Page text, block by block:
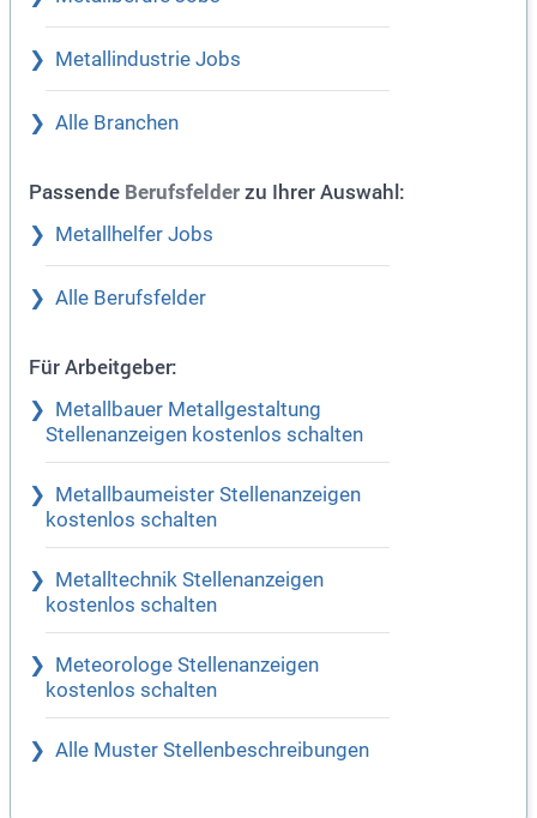
Metallindustrie Jobs
Alle Branchen
Passende Berufsfelder zu Ihrer Auswahl:
Metallhelfer Jobs
Alle Berufsfelder
Für Arbeitgeber:
Metallbauer Metallgestaltung
Stellenanzeigen kostenlos schalten
Metallbaumeister Stellenanzeigen
kostenlos schalten
Metalltechnik Stellenanzeigen
kostenlos schalten
Meteorologe Stellenanzeigen
kostenlos schalten
Alle Muster Stellenbeschreibungen